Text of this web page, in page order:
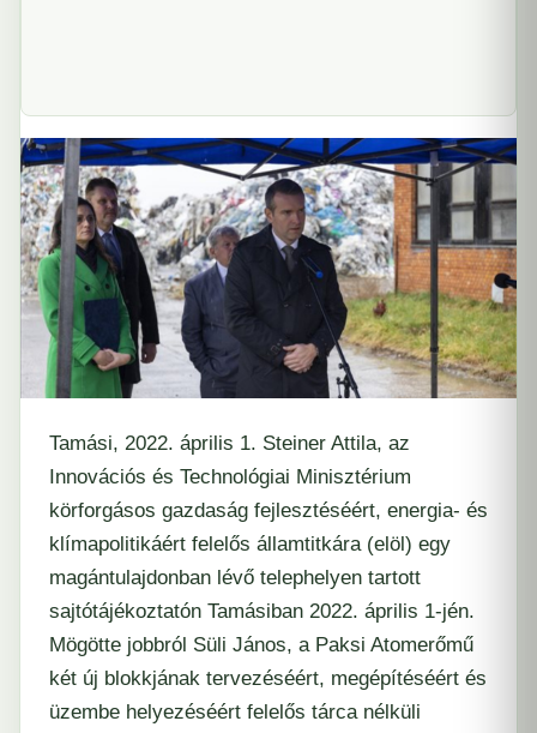
Tamási, 2022. április 1. Steiner Attila, az
Innovációs és Technológiai Minisztérium
körforgásos gazdaság fejlesztéséért, energia- és
klímapolitikáért felelős államtitkára (elöl) egy
magántulajdonban lévő telephelyen tartott
sajtótájékoztatón Tamásiban 2022. április 1-jén.
Mögötte jobbról Süli János, a Paksi Atomerőmű
két új blokkjának tervezéséért, megépítéséért és
üzembe helyezéséért felelős tárca nélküli